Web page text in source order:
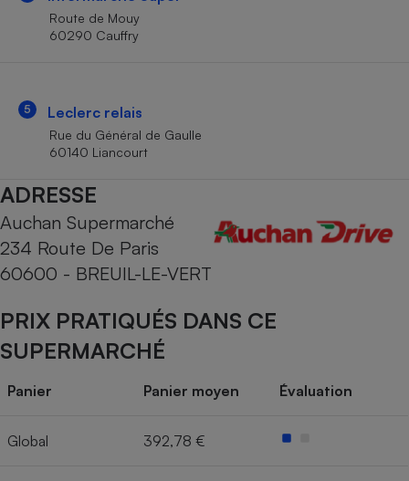
Route de Mouy
60290 Cauffry
5 Leclerc relais
Rue du Général de Gaulle
60140 Liancourt
ADRESSE
Auchan Supermarché
234 Route De Paris
60600 - BREUIL-LE-VERT
PRIX PRATIQUÉS DANS CE
SUPERMARCHÉ
Panier Panier moyen Évaluation
Global 392,78 €
Cafetière à expressos